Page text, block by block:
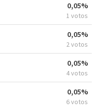
0,05%
1 votos
0,05%
2 votos
0,05%
4 votos
0,05%
6 votos